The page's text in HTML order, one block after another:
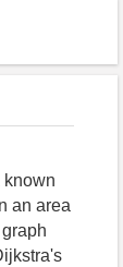
known
an area